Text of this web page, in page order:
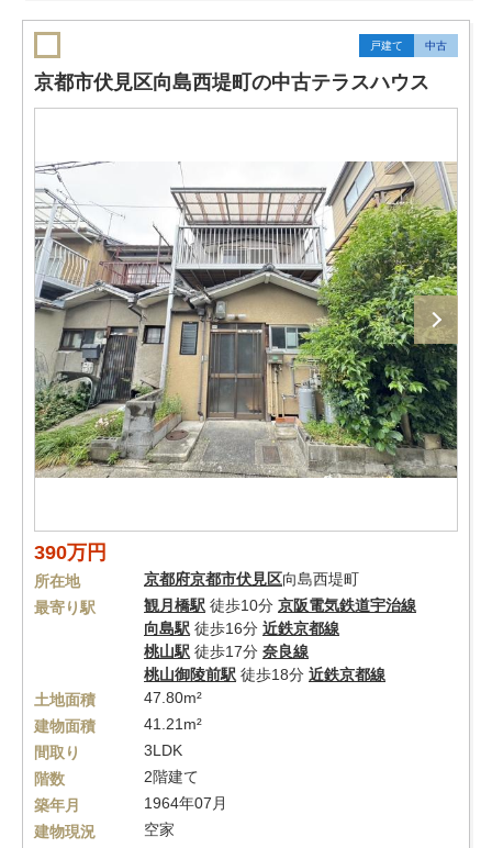
戸建て 中古
京都市伏見区向島西堤町の中古テラスハウス
390万円
所在地 京都府京都市伏見区向島西堤町
最寄り駅
観月橋駅 徒歩10分 京阪電気鉄道宇治線
向島駅 徒歩16分 近鉄京都線
桃山駅 徒歩17分 奈良線
桃山御陵前駅 徒歩18分 近鉄京都線
土地面積
47.80m²
建物面積
41.21m²
間取り
3LDK
階数
2階建て
築年月
1964年07月
建物現況
空家